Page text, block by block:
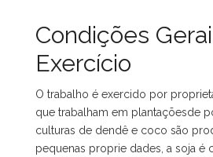
Condições
Exercício
O trabalho é exercido por
que trabalham em plantaçõesde
culturas de dendê e coco são
pequenas proprie dades, a soja é